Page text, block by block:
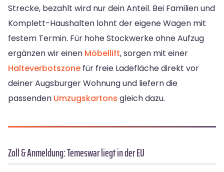
Strecke, bezahlt wird nur dein Anteil. Bei Familien und
Komplett-Haushalten lohnt der eigene Wagen mit
festem Termin. Für hohe Stockwerke ohne Aufzug
ergänzen wir einen Möbellift, sorgen mit einer
Halteverbotszone für freie Ladefläche direkt vor
deiner Augsburger Wohnung und liefern die
passenden Umzugskartons gleich dazu.
Zoll & Anmeldung: Temeswar liegt in der EU